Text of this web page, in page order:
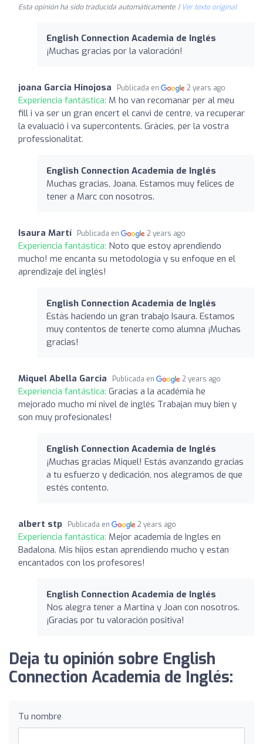
Esta opinión ha sido traducida automáticamente. | Ver texto original
English Connection Academia de Inglés
¡Muchas gracias por la valoración!
joana Garcia Hinojosa Publicada en 2 years ago
Experiencia fantástica: M ho van recomanar per al meu
fill i va ser un gran encert el canvi de centre, va recuperar
la evaluació i va supercontents. Gràcies, per la vostra
professionalitat.
English Connection Academia de Inglés
Muchas gracias, Joana. Estamos muy felices de
tener a Marc con nosotros.
Isaura Martí Publicada en 2 years ago
Experiencia fantástica: Noto que estoy aprendiendo
mucho! me encanta su metodología y su enfoque en el
aprendizaje del inglés!
English Connection Academia de Inglés
Estás haciendo un gran trabajo Isaura. Estamos
muy contentos de tenerte como alumna ¡Muchas
gracias!
Miquel Abella Garcia Publicada en 2 years ago
Experiencia fantástica: Gracias a la académia he
mejorado mucho mi nivel de inglés Trabajan muy bien y
son muy profesionales!
English Connection Academia de Inglés
¡Muchas gracias Miquel! Estás avanzando gracias
a tu esfuerzo y dedicación, nos alegramos de que
estés contento.
albert stp Publicada en 2 years ago
Experiencia fantástica: Mejor academia de Ingles en
Badalona. Mis hijos estan aprendiendo mucho y estan
encantados con los profesores!
English Connection Academia de Inglés
Nos alegra tener a Martina y Joan con nosotros.
¡Gracias por tu valoración positiva!
Deja tu opinión sobre English
Connection Academia de Inglés:
Tu nombre